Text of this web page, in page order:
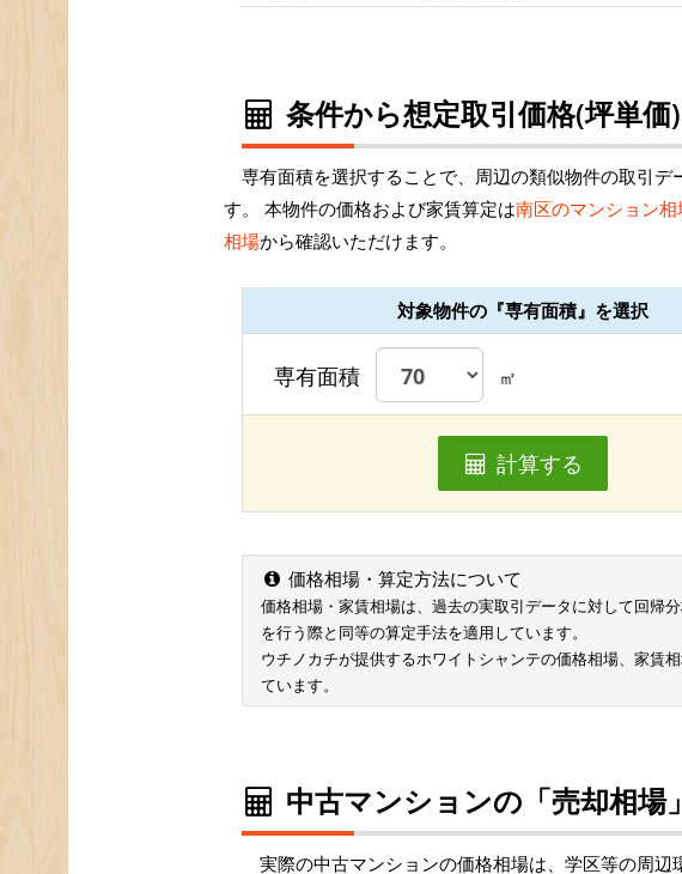
条件から想定取引価格(坪単価
専有面積を選択することで、周辺の類似物件の取引
す。 本物件の価格および家賃算定は南区のマンション相
相場から確認いただけます。
対象物件の『専有面積』を選択
専有面積 ㎡
計算する
価格相場・算定方法について
価格相場・家賃相場は、過去の実取引データに対して回帰
を行う際と同等の算定手法を適用しています。
ウチノカチが提供するホワイトシャンテの価格相場、家賃
ています。
中古マンションの「売却相場
実際の中古マンションの価格相場は、学区等の周